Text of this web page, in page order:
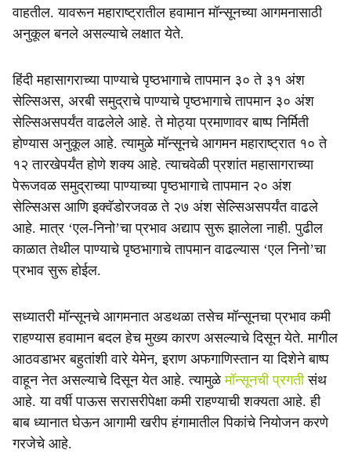
वाहतील. यावरून महाराष्ट्रातील हवामान मॉन्सूनच्या आगमनासाठी
अनुकूल बनले असल्याचे लक्षात येते.
हिंदी महासागराच्या पाण्याचे पृष्ठभागाचे तापमान ३० ते ३१ अंश
सेल्सिअस, अरबी समुद्राचे पाण्याचे पृष्ठभागाचे तापमान ३० अंश
सेल्सिअसपर्यंत वाढलेले आहे. ते मोठ्या प्रमाणावर बाष्प निर्मिती
होण्यास अनुकूल आहे. त्यामुळे मॉन्सूनचे आगमन महाराष्ट्रात १० ते
१२ तारखेपर्यंत होणे शक्य आहे. त्याचवेळी प्रशांत महासागराच्या
पेरूजवळ समुद्राच्या पाण्याच्या पृष्ठभागाचे तापमान २० अंश
सेल्सिअस आणि इक्वॅडोरजवळ ते २७ अंश सेल्सिअसपर्यंत वाढले
आहे. मात्र ‘एल-निनो’चा प्रभाव अद्याप सुरू झालेला नाही. पुढील
काळात तेथील पाण्याचे पृष्ठभागाचे तापमान वाढल्यास ‘एल निनो’चा
प्रभाव सुरू होईल.
सध्यातरी मॉन्सूनचे आगमनात अडथळा तसेच मॉन्सूनचा प्रभाव कमी
राहण्यास हवामान बदल हेच मुख्य कारण असल्याचे दिसून येते. मागील
आठवडाभर बहुतांशी वारे येमेन, इराण अफगाणिस्तान या दिशेने बाष्प
वाहून नेत असल्याचे दिसून येत आहे. त्यामुळेमॉन्सूनची प्रगतीसंथ
आहे. या वर्षी पाऊस सरासरीपेक्षा कमी राहण्याची शक्यता आहे. ही
बाब ध्यानात घेऊन आगामी खरीप हंगामातील पिकांचे नियोजन करणे
गरजेचे आहे.